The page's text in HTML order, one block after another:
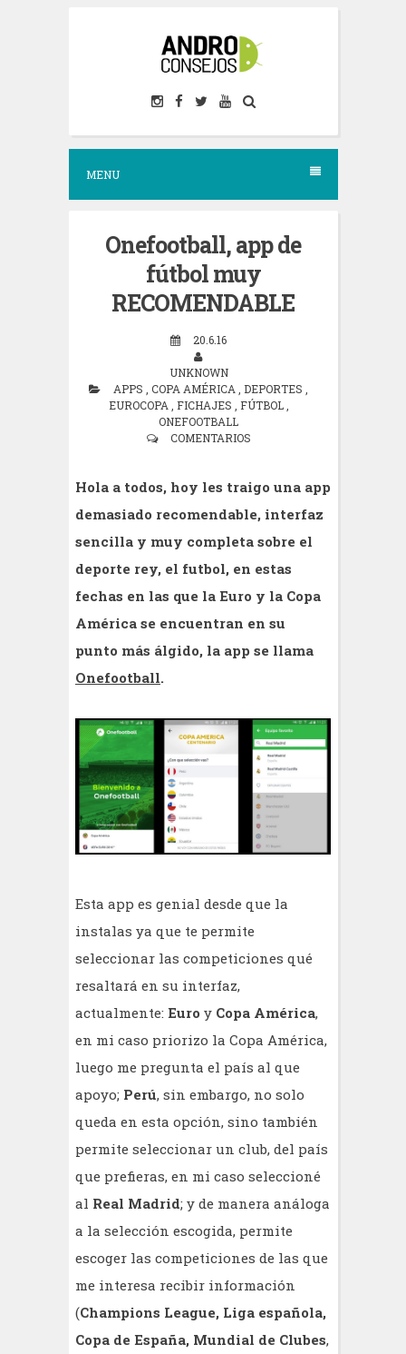
MENU
Onefootball, app de
fútbol muy
RECOMENDABLE
20.6.16
UNKNOWN
APPS
COPA AMÉRICA DEPORTES
EUROCOPA
FICHAJES FÚTBOL
ONEFOOTBALL
COMENTARIOS
Hola a todos, hoy les traigo una app
demasiado recomendable, interfaz
sencilla y muy completa sobre el
deporte rey, el futbol, en estas
fechas en las que la Euro y la Copa
América se encuentran en su
punto más álgido, la app se llama
Onefootball.
Esta app es genial desde que la
instalas ya que te permite
seleccionar las competiciones qué
resaltará en su interfaz,
actualmente: Euro y Copa América,
en mi caso priorizo la Copa América,
luego me pregunta el país al que
apoyo; Perú, sin embargo, no solo
queda en esta opción, sino también
permite seleccionar un club, del país
que prefieras, en mi caso seleccioné
al Real Madrid; y de manera análoga
a la selección escogida, permite
escoger las competiciones de las que
me interesa recibir información
(Champions League, Liga española,
Copa de España, Mundial de Clubes,